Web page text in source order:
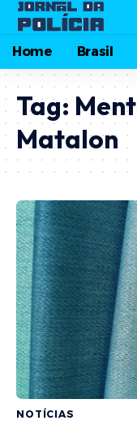
Home Brasil
Tag:
Matalon
NOTÍCIAS